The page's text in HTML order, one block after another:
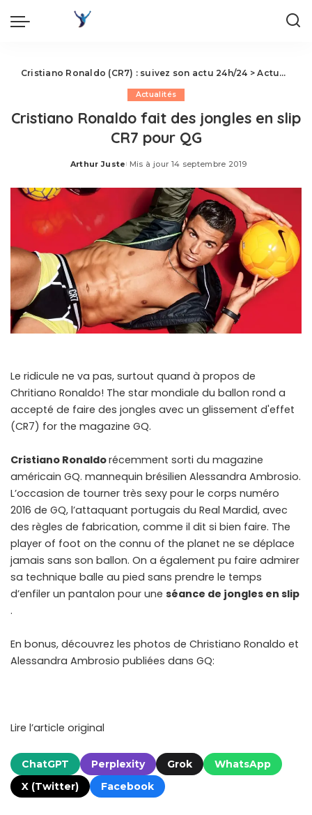
Cristiano Ronaldo (CR7) : suivez son actu 24h/24 >Actualités
Actualités
Cristiano Ronaldo fait des jongles en slip
CR7 pour QG
Posted
Arthur Juste Mis à jour 14 septembre 2019
Le ridicule ne va pas, surtout quand à propos de
Chritiano Ronaldo! The star mondiale du ballon rond a
accepté de faire des jongles avec un glissement d'effet
(CR7) for the magazine GQ.
Cristiano Ronaldorécemment sorti du magazine
américain GQ. mannequin brésilien Alessandra Ambrosio.
L’occasion de tourner très sexy pour le corps numéro
2016 de GQ, l’attaquant portugais du Real Mardid, avec
des règles de fabrication, comme il dit si bien faire. The
player of foot on the connu of the planet ne se déplace
jamais sans son ballon. On a également pu faire admirer
sa technique balle au pied sans prendre le temps
d’enfiler un pantalon pour une séance de jongles en slip
.
En bonus, découvrez les photos de Christiano Ronaldo et
Alessandra Ambrosio publiées dans GQ:
Lire l’article original
ChatGPT Perplexity Grok
WhatsApp
X (Twitter)
Facebook